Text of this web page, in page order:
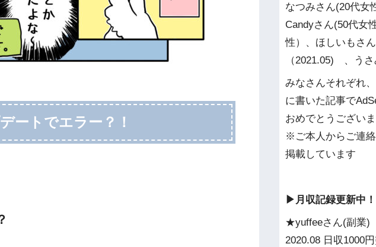
ートでエラー？！
なつみさん(20代女
Candyさん(50代女
性）、ほしいもさ
（2021.05) 、う
みなさんそれぞれ
に書いた記事で
おめでとうござい
※ご本人からご連
掲載しています
▶︎月収記録更新中！
★yuffeeさん(副業)
2020.08 日収1000